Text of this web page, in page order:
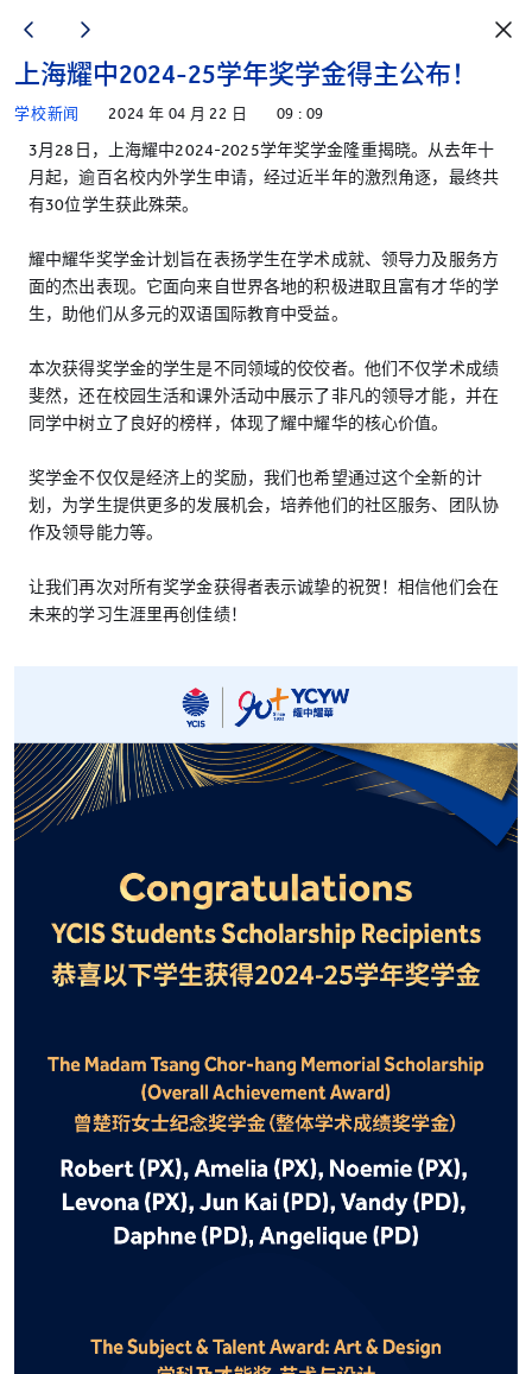
上海耀中2024-25学年奖学金得主公布！
学校新闻 2024 年 04 月 22 日 09 : 09
3月28日，上海耀中2024-2025学年奖学金隆重揭晓。从去年十
月起，逾百名校内外学生申请，经过近半年的激烈角逐，最终共
有30位学生获此殊荣。
耀中耀华奖学金计划旨在表扬学生在学术成就、领导力及服务方
面的杰出表现。它面向来自世界各地的积极进取且富有才华的学
生，助他们从多元的双语国际教育中受益。
本次获得奖学金的学生是不同领域的佼佼者。他们不仅学术成绩
斐然，还在校园生活和课外活动中展示了非凡的领导才能，并在
同学中树立了良好的榜样，体现了耀中耀华的核心价值。
奖学金不仅仅是经济上的奖励，我们也希望通过这个全新的计
划，为学生提供更多的发展机会，培养他们的社区服务、团队协
作及领导能力等。
让我们再次对所有奖学金获得者表示诚挚的祝贺！相信他们会在
未来的学习生涯里再创佳绩！